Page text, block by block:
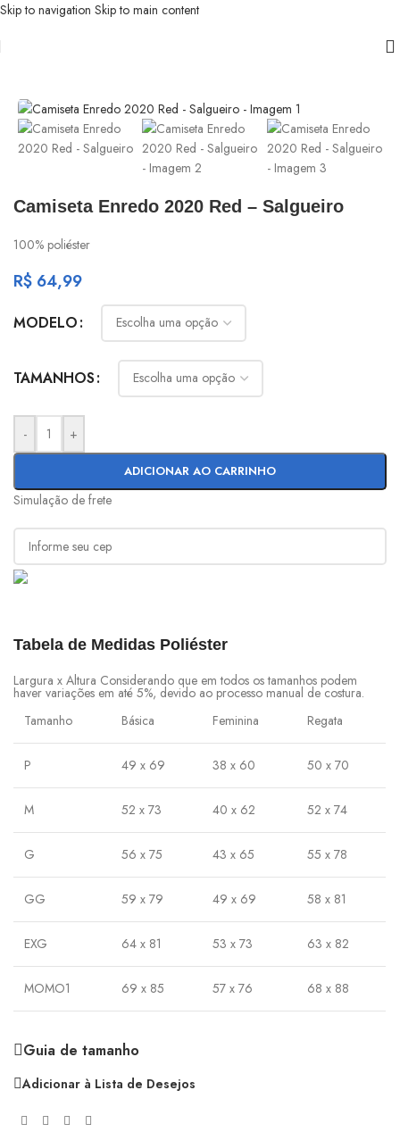
Skip to navigation Skip to main content
Camiseta Enredo 2020 Red – Salgueiro
100% poliéster
R$ 64,99
MODELO
TAMANHOS
- +
ADICIONAR AO CARRINHO
Simulação de frete
Tabela de Medidas Poliéster
Largura x Altura Considerando que em todos os tamanhos podem
haver variações em até 5%, devido ao processo manual de costura.
Tamanho
Básica Feminina Regata
P 49 x 69 38 x 60 50 x 70
M 52 x 73 40 x 62 52 x 74
G 56 x 75 43 x 65 55 x 78
GG 59 x 79 49 x 69 58 x 81
EXG 64 x 81 53 x 73 63 x 82
MOMO1 69 x 85 57 x 76 68 x 88
Guia de tamanho
Adicionar à Lista de Desejos